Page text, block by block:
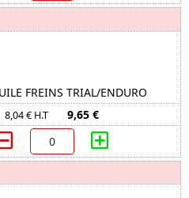
FREINS TRIAL/ENDURO
8,04 € H.T 9,65 €